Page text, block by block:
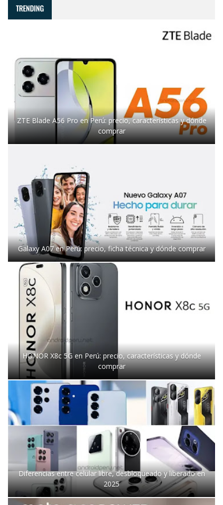
TRENDING
ZTE Blade A56 Pro en Perú: precio, características y dónde
comprar
Galaxy A07 en Perú: precio, ficha técnica y dónde comprar
HONOR X8c 5G en Perú: precio, características y dónde
comprar
Diferencias entre celular libre, desbloqueado y liberado en
2025